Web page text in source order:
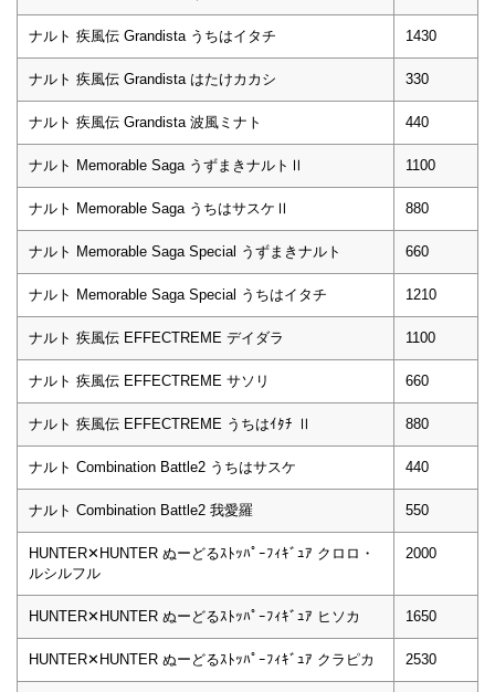
ナルト 疾風伝 Grandista うちはイタチ 1430
ナルト 疾風伝 Grandista はたけカカシ 330
ナルト 疾風伝 Grandista 波風ミナト 440
ナルト Memorable Saga うずまきナルトⅡ 1100
ナルト Memorable Saga うちはサスケⅡ 880
ナルト Memorable Saga Special うずまきナルト 660
ナルト Memorable Saga Special うちはイタチ 1210
ナルト 疾風伝 EFFECTREME デイダラ 1100
ナルト 疾風伝 EFFECTREME サソリ 660
ナルト 疾風伝 EFFECTREME うちはｲﾀﾁ Ⅱ 880
ナルト Combination Battle2 うちはサスケ 440
ナルト Combination Battle2 我愛羅 550
HUNTER✕HUNTER ぬーどるｽﾄｯﾊﾟｰﾌｨｷﾞｭｱ クロロ・
ルシルフル
2000
HUNTER✕HUNTER ぬーどるｽﾄｯﾊﾟｰﾌｨｷﾞｭｱ ヒソカ 1650
HUNTER✕HUNTER ぬーどるｽﾄｯﾊﾟｰﾌｨｷﾞｭｱ クラピカ 2530